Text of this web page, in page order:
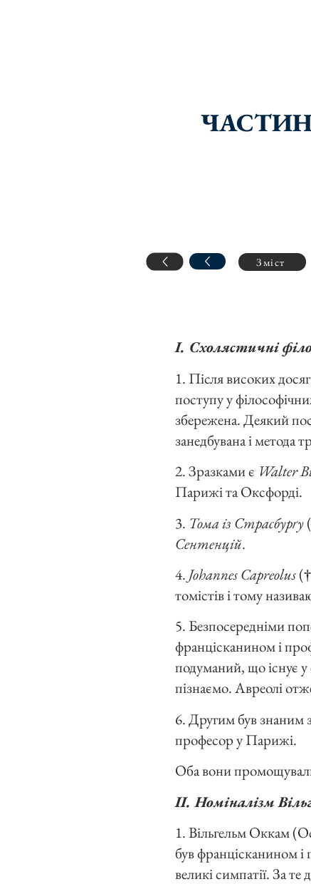
Зміст
І. Схолястичні
1. Після високих
поступу у
збережена. Деякий
занедбувана і метода
2. Зразками є Walter
Парижі та Оксфорді.
3. Тома із Страсбурґу(
Сентенцій.
4. Johannes Capreolus(†
томістів і тому
5. Безпосередніми
францісканином і
подуманий, що існує у
пізнаємо. Авреолі
6. Другим був знаним
професор у Парижі.
Оба вони
II. Номіналізм
1. Вільгельм Оккам
був францісканином
великі симпатії. За